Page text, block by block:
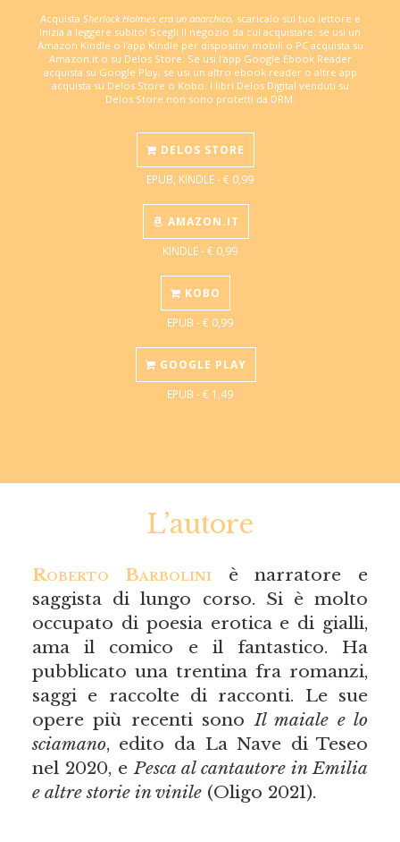
Acquista Sherlock Holmes era un anarchico, scaricalo sul tuo lettore e
inizia a leggere subito! Scegli il negozio da cui acquistare: se usi un
Amazon Kindle o l'app Kindle per dispositivi mobili o PC acquista su
Amazon.it o su Delos Store. Se usi l'app Google Ebook Reader
acquista su Google Play, se usi un altro ebook reader o altre app
acquista su Delos Store o Kobo. I libri Delos Digital venduti su
Delos Store non sono protetti da DRM.
DELOS STORE
EPUB, KINDLE - € 0,99
AMAZON.IT
KINDLE - € 0,99
KOBO
EPUB - € 0,99
GOOGLE PLAY
EPUB - € 1,49
L’autore
Roberto Barboliniè narratore e
saggista di lungo corso. Si è molto
occupato di poesia erotica e di gialli,
ama il comico e il fantastico. Ha
pubblicato una trentina fra romanzi,
saggi e raccolte di racconti. Le sue
opere più recenti sonoIl maiale e lo
sciamano, edito da La Nave di Teseo
nel 2020, ePesca al cantautore in Emilia
e altre storie in vinile(Oligo 2021).